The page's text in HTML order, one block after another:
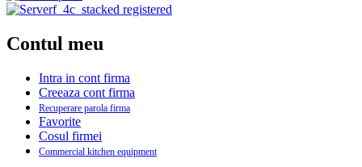
Contul meu
Intra in cont firma
Creeaza cont firma
Recuperare parola firma
Favorite
Cosul firmei
Commercial kitchen equipment